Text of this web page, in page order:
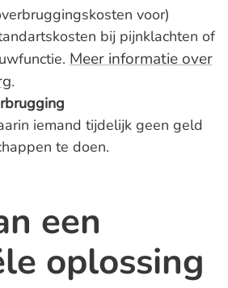
voor)
bij pijnklachten of
Meer informatie over
.
iemand tijdelijk geen geld
te doen.
een
oplossing